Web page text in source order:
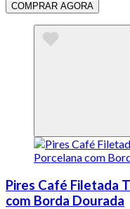
COMPRAR AGORA
Pires Café Filetada
com Borda Dourada